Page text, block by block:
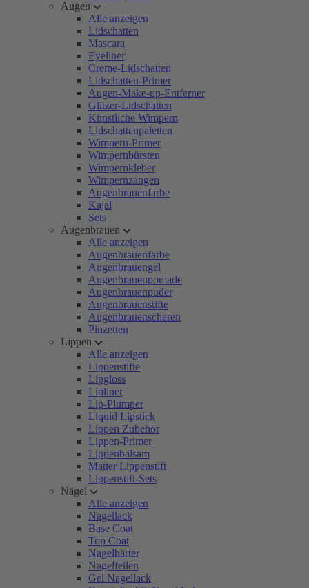
Augen
Alle anzeigen
Lidschatten
Mascara
Eyeliner
Creme-Lidschatten
Lidschatten-Primer
Augen-Make-up-Entferner
Glitzer-Lidschatten
Künstliche Wimpern
Lidschattenpaletten
Wimpern-Primer
Wimpernbürsten
Wimpernkleber
Wimpernzangen
Augenbrauenfarbe
Kajal
Sets
Augenbrauen
Alle anzeigen
Augenbrauenfarbe
Augenbrauengel
Augenbrauenpomade
Augenbrauenpuder
Augenbrauenstifte
Augenbrauenscheren
Pinzetten
Lippen
Alle anzeigen
Lippenstifte
Lipgloss
Lipliner
Lip-Plumper
Liquid Lipstick
Lippen Zubehör
Lippen-Primer
Lippenbalsam
Matter Lippenstift
Lippenstift-Sets
Nägel
Alle anzeigen
Nagellack
Base Coat
Top Coat
Nagelhärter
Nagelfeilen
Gel Nagellack